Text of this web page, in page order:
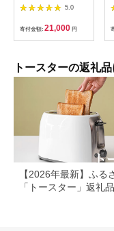
D038W)
5.0
寄付金額: 21,000 円
トースターの返礼
【2026年最新】ふる
「トースター」返礼